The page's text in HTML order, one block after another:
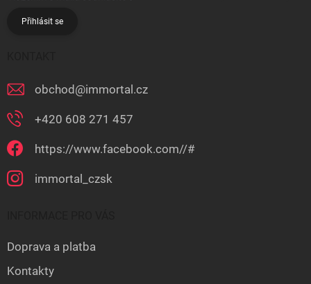
Přihlásit se
obchod@immortal.cz
+420 608 271 457
https://www.facebook.com//#
immortal_czsk
Doprava a platba
Kontakty